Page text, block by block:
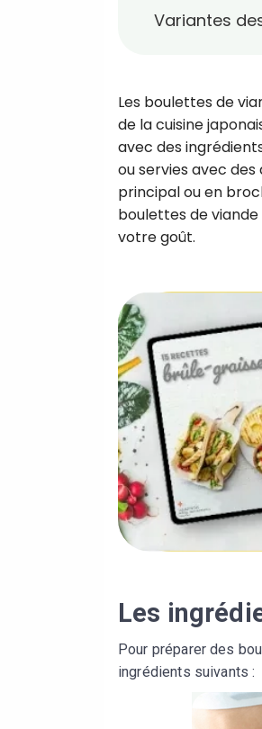
Variantes
Les boulettes de
de la cuisine
avec des
ou servies avec
principal ou en
boulettes de viande
votre goût.
Les
Pour préparer des
ingrédients suivants :